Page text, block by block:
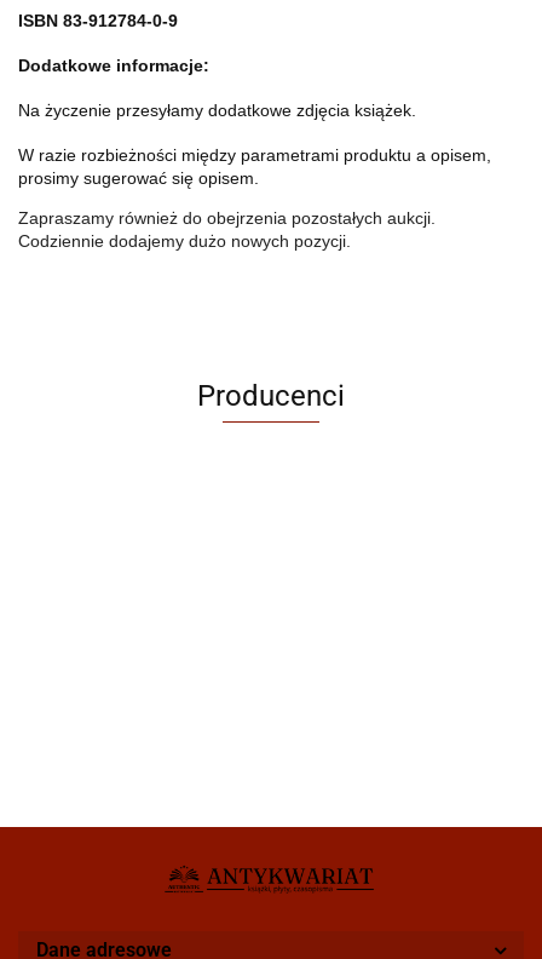
ISBN 83-912784-0-9
Dodatkowe informacje:
Na życzenie przesyłamy dodatkowe zdjęcia książek.
W razie rozbieżności między parametrami produktu a opisem,
prosimy sugerować się opisem.
Zapraszamy również do obejrzenia pozostałych aukcji.
Codziennie dodajemy dużo nowych pozycji.
Producenci
Dane adresowe